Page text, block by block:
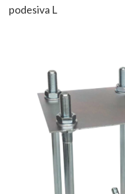
podesiva L